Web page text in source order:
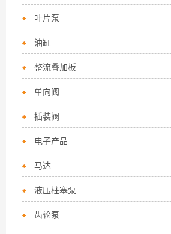
叶片泵
油缸
整流叠加板
单向阀
插装阀
电子产品
马达
液压柱塞泵
齿轮泵